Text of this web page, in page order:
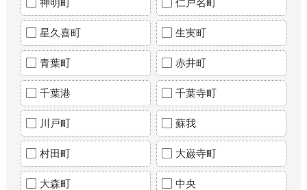
星久喜町 生実町
青葉町 赤井町
千葉港 千葉寺町
川戸町 蘇我
村田町 大巌寺町
大森町 中央